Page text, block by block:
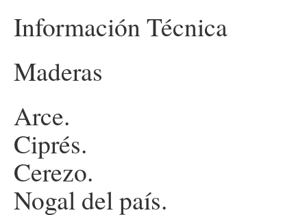
Información Técnica
Maderas
Arce.
Ciprés.
Cerezo.
Nogal del país.